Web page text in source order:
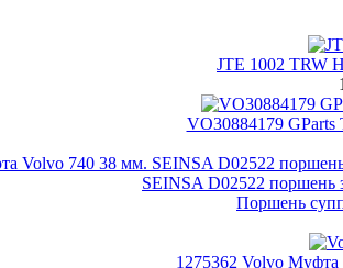
JTE 1002 TRW
VO30884179 GParts
Поршень
1275362 Volvo Муфта